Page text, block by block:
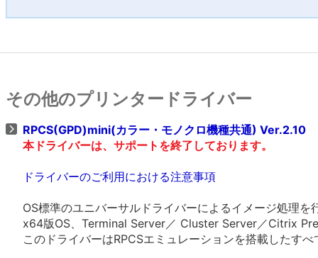
その他のプリンタードライバー
RPCS(GPD)mini(カラー・モノクロ機種共通) Ver.2.10
本ドライバーは、サポートを終了しております。
ドライバーのご利用における注意事項
OS標準のユニバーサルドライバーによるイメージ処理を
x64版OS、Terminal Server／ Cluster Server／Citrix
このドライバーはRPCSエミュレーションを搭載したす